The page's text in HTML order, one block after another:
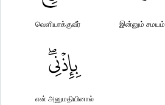
இன்னும் சமயம்
வெளியாக்குவீர்
என் அனுமதியினால்